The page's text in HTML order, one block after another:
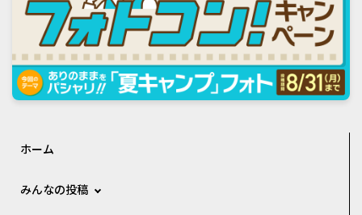
ホーム
みんなの投稿